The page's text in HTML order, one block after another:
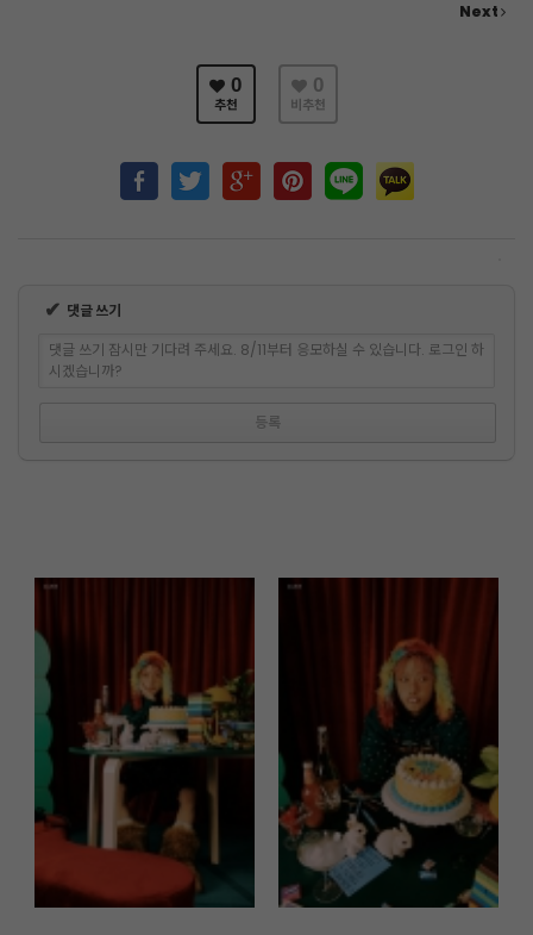
Next
0
추천
0
비추천
✔ 댓글 쓰기
댓글 쓰기 잠시만 기다려 주세요. 8/11부터 응모하실 수 있습니다. 로그인 하
시겠습니까?